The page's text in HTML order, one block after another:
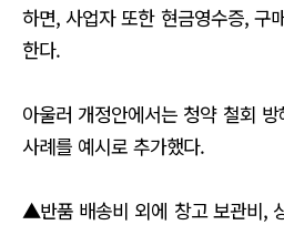
하면, 사업자 또한 현금영수증, 구
한다.
아울러 개정안에서는 청약 철회
사례를 예시로 추가했다.
▲반품 배송비 외에 창고 보관비,